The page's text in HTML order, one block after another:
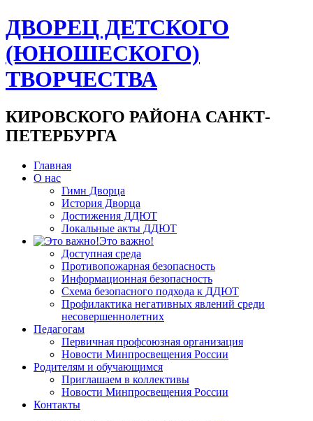
ДВОРЕЦ ДЕТСКОГО
(ЮНОШЕСКОГО)
ТВОРЧЕСТВА
КИРОВСКОГО РАЙОНА САНКТ-
ПЕТЕРБУРГА
Главная
О нас
Гимн Дворца
История Дворца
Достижения ДДЮТ
Локальные акты ДДЮТ
Это важно!
Доступная среда
Противопожарная безопасность
Информационная безопасность
Схема безопасного подхода к ДДЮТ
Профилактика негативных явлений среди
несовершеннолетних
Педагогам
Первичная профсоюзная организация
Новости Минпросвещения России
Родителям и обучающимся
Приглашаем в коллективы
Новости Минпросвещения России
Контакты